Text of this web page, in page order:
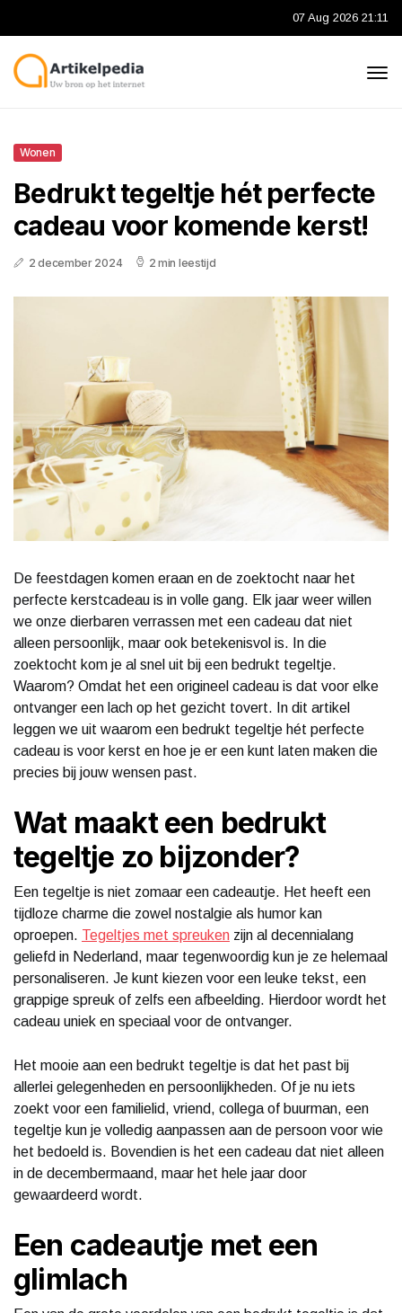
07 Aug 2026 21:11
Wonen
Bedrukt tegeltje hét perfecte
cadeau voor komende kerst!
2 december 2024 2 min leestijd
De feestdagen komen eraan en de zoektocht naar het
perfecte kerstcadeau is in volle gang. Elk jaar weer willen
we onze dierbaren verrassen met een cadeau dat niet
alleen persoonlijk, maar ook betekenisvol is. In die
zoektocht kom je al snel uit bij een bedrukt tegeltje.
Waarom? Omdat het een origineel cadeau is dat voor elke
ontvanger een lach op het gezicht tovert. In dit artikel
leggen we uit waarom een bedrukt tegeltje hét perfecte
cadeau is voor kerst en hoe je er een kunt laten maken die
precies bij jouw wensen past.
Wat maakt een bedrukt
tegeltje zo bijzonder?
Een tegeltje is niet zomaar een cadeautje. Het heeft een
tijdloze charme die zowel nostalgie als humor kan
oproepen. Tegeltjes met spreuken zijn al decennialang
geliefd in Nederland, maar tegenwoordig kun je ze helemaal
personaliseren. Je kunt kiezen voor een leuke tekst, een
grappige spreuk of zelfs een afbeelding. Hierdoor wordt het
cadeau uniek en speciaal voor de ontvanger.
Het mooie aan een bedrukt tegeltje is dat het past bij
allerlei gelegenheden en persoonlijkheden. Of je nu iets
zoekt voor een familielid, vriend, collega of buurman, een
tegeltje kun je volledig aanpassen aan de persoon voor wie
het bedoeld is. Bovendien is het een cadeau dat niet alleen
in de decembermaand, maar het hele jaar door
gewaardeerd wordt.
Een cadeautje met een
glimlach